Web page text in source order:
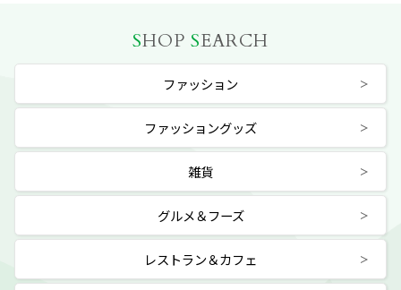
SHOP SEARCH
ファッション
ファッショングッズ
雑貨
グルメ＆フーズ
レストラン＆カフェ